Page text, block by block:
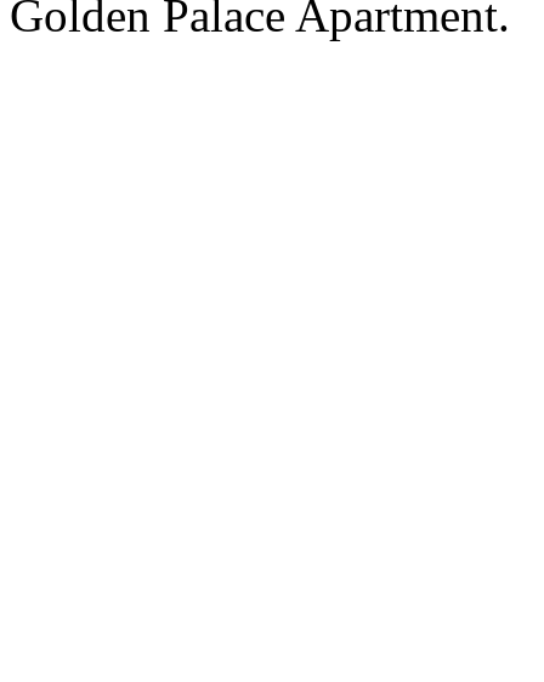
Golden Palace Apartment.